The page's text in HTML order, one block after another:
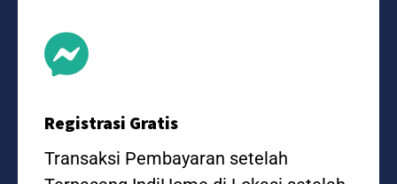
Registrasi Gratis
Transaksi Pembayaran setelah